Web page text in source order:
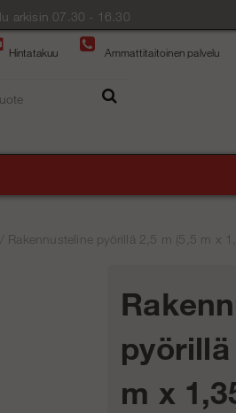
arkisin 07.30 - 16.30
Hintatakuu Ammattitaitoinen palvelu
Rakennusteline pyörillä 2,5 m (5,5 m x
pyörillä
m x